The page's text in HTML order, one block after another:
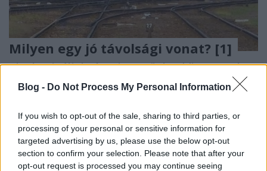
Blog - Do Not Process My Personal Information
If you wish to opt-out of the sale, sharing to third parties, or
processing of your personal or sensitive information for
targeted advertising by us, please use the below opt-out
section to confirm your selection. Please note that after your
opt-out request is processed you may continue seeing
Milyen egy jó távolsági vonat? [1]
Kinek csináljuk, és mit tettünk eddig rosszul?
Budapest HBF• 2023. május 02.
Az elmúlt egy év közlekedéspolitikai zűrzavarának
épp felfelé emelkedő hullámában előkerült
témaként új távolsági vonatok beszerzésének ...